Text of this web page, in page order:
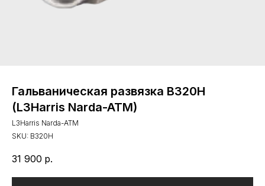
Гальваническая развязка B320H
(L3Harris Narda-ATM)
L3Harris Narda-ATM
SKU: B320H
31 900 р.